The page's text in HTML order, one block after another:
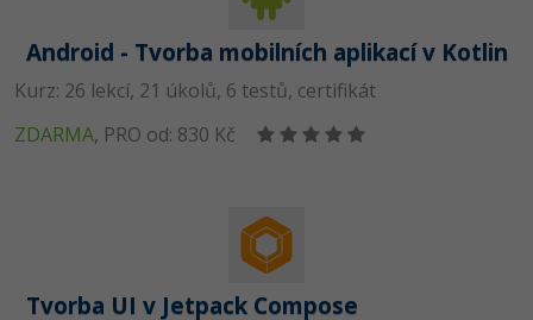
Android - Tvorba mobilních aplikací v Kotlin
Kurz: 26 lekcí, 21 úkolů, 6 testů, certifikát
ZDARMA, PRO od: 830 Kč
Tvorba UI v Jetpack Compose